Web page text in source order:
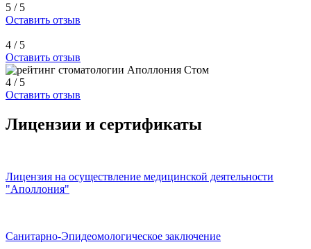
5 / 5
Оставить отзыв
4 / 5
Оставить отзыв
4 / 5
Оставить отзыв
Лицензии и сертификаты
Лицензия на осуществление медицинской деятельности
"Аполлония"
Санитарно-Эпидеомологическое заключение